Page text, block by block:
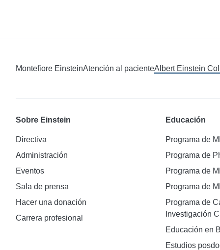
Montefiore EinsteinAtención al pacienteAlbert Einstein
Sobre Einstein
Directiva
Administración
Eventos
Sala de prensa
Hacer una donación
Carrera profesional
Educación
Programa de
Programa de
Programa de
Programa de
Programa de
Investigación
Educación en
Estudios